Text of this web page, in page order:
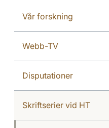
Vår forskning
Webb-TV
Disputationer
Skriftserier vid HT